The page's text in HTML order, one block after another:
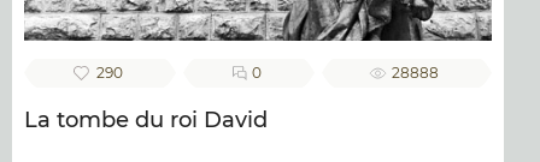
290 0 28888
La tombe du roi David